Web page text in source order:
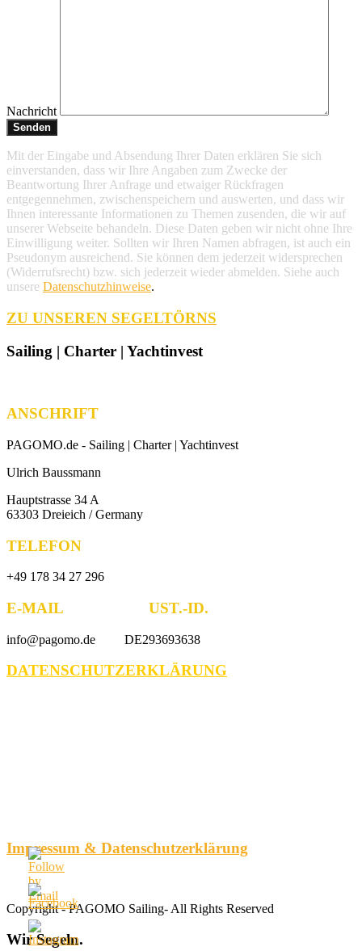
Nachricht
Mit der Eingabe und Absendung Ihrer Daten erklären Sie sich
einverstanden, dass wir Ihre Angaben zum Zwecke der
Beantwortung Ihrer Anfrage und etwaiger Rückfragen
entgegennehmen, zwischenspeichern und auswerten, und dass wir
Ihnen interessante Informationen zu Themen zusenden, die wir auf
unserer Webseite behandeln. Diese Daten geben wir nicht ohne Ihre
Einwilligung weiter. Sollten wir Ihren Namen abfragen, ist auch ein
Pseudonym ausreichend. Sie können dem jederzeit widersprechen
(Widerrufsrecht) bzw. sich jederzeit wieder abmelden. Siehe auch
unsere Datenschutzhinweise.
ZU UNSEREN SEGELTÖRNS
Sailing | Charter | Yachtinvest
ANSCHRIFT
PAGOMO.de - Sailing | Charter | Yachtinvest
Ulrich Baussmann
Hauptstrasse 34 A
63303 Dreieich / Germany
TELEFON
+49 178 34 27 296
E-MAIL UST.-ID.
info@pagomo.de DE293693638
DATENSCHUTZERKLÄRUNG
Impressum & Datenschutzerklärung
Copyright - PAGOMO Sailing- All Rights Reserved
WirSegeln.